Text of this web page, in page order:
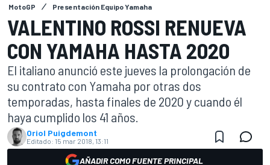
MotoGP Presentación Equipo Yamaha
VALENTINO ROSSI RENUEVA
CON YAMAHA HASTA 2020
El italiano anunció este jueves la prolongación de
su contrato con Yamaha por otras dos
temporadas, hasta finales de 2020 y cuando él
haya cumplido los 41 años.
Oriol Puigdemont
Editado: 15 mar 2018, 13:11
AÑADIR COMO FUENTE PRINCIPAL